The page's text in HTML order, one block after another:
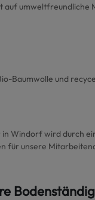
auf umweltfreundliche
Baumwolle und
Windorf wird durch
für unsere